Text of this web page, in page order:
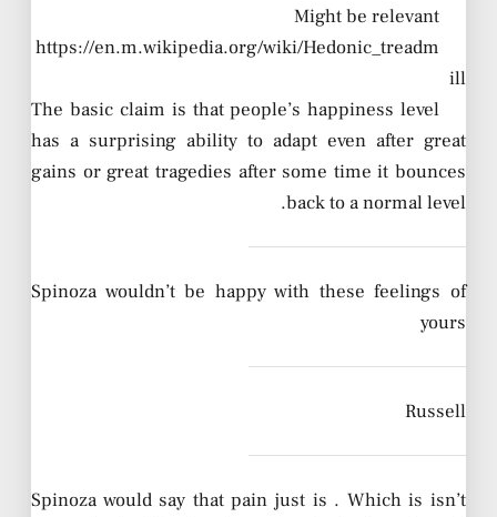
Might be relevant
https://en.m.wikipedia.org/wiki/Hedonic_treadm
ill
The basic claim is that people’s happiness level
has a surprising ability to adapt even after great
gains or great tragedies after some time it bounces
back to a normal level.
Spinoza wouldn’t be happy with these feelings of
yours
Russell
Spinoza would say that pain just is . Which is isn’t